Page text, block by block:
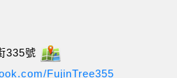
335號
FujinTree355